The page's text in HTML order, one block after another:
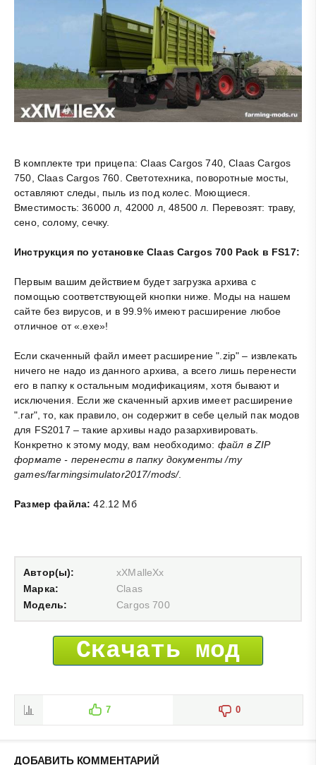
В комплекте три прицепа: Claas Cargos 740, Claas Cargos
750, Claas Cargos 760. Светотехника, поворотные мосты,
оставляют следы, пыль из под колес. Моющиеся.
Вместимость: 36000 л, 42000 л, 48500 л. Перевозят: траву,
сено, солому, сечку.
Инструкция по установке Claas Cargos 700 Pack в FS17:
Первым вашим действием будет загрузка архива с
помощью соответствующей кнопки ниже. Моды на нашем
сайте без вирусов, и в 99.9% имеют расширение любое
отличное от «.exe»!
Если скаченный файл имеет расширение ".zip" – извлекать
ничего не надо из данного архива, а всего лишь перенести
его в папку к остальным модификациям, хотя бывают и
исключения. Если же скаченный архив имеет расширение
".rar", то, как правило, он содержит в себе целый пак модов
для FS2017 – такие архивы надо разархивировать.
Конкретно к этому моду, вам необходимо: файл в ZIP
формате - перенести в папку документы /my
games/farmingsimulator2017/mods/.
Размер файла: 42.12 Мб
Автор(ы):
xXMalleXx
Марка:
Claas
Модель:
Cargos 700
Скачать мод
7 0
ДОБАВИТЬ КОММЕНТАРИЙ